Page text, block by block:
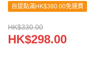
自提點滿HK$380.00免運費
HK$330.00
HK$298.00